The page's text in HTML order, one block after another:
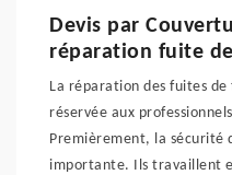
Devis par
réparation fuite
La réparation des fuites
réservée aux
Premièrement, la sécurité
importante. Ils travaillent